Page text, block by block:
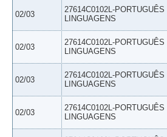
02/03
27614C0102L-PORTUGUÊS
LINGUAGENS
02/03
27614C0102L-PORTUGUÊS
LINGUAGENS
02/03
27614C0102L-PORTUGUÊS
LINGUAGENS
02/03
27614C0102L-PORTUGUÊS
LINGUAGENS